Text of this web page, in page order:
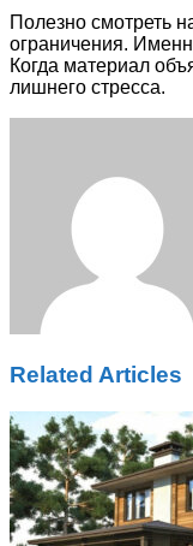
Полезно смотреть
ограничения.
Когда материал
лишнего стресса.
Related Articles